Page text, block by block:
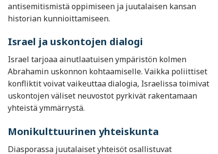
antisemitismistä oppimiseen ja juutalaisen kansan
historian kunnioittamiseen.
Israel ja uskontojen dialogi
Israel tarjoaa ainutlaatuisen ympäristön kolmen
Abrahamin uskonnon kohtaamiselle. Vaikka poliittiset
konfliktit voivat vaikeuttaa dialogia, Israelissa toimivat
uskontojen väliset neuvostot pyrkivät rakentamaan
yhteistä ymmärrystä.
Monikulttuurinen yhteiskunta
Diasporassa juutalaiset yhteisöt osallistuvat